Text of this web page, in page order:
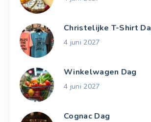
Christelijke T-Shirt
4 juni 2027
Winkelwagen Dag
4 juni 2027
Cognac Dag